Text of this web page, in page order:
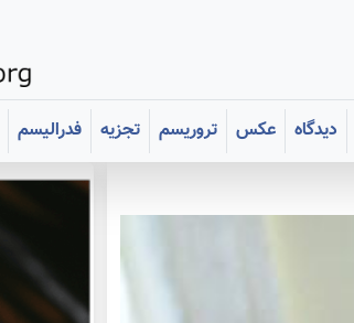
دیدگاه عکس تروریسم تجزیه فدرالیسم